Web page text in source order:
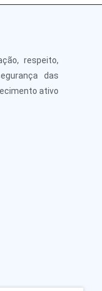
respeito,
das
ativo